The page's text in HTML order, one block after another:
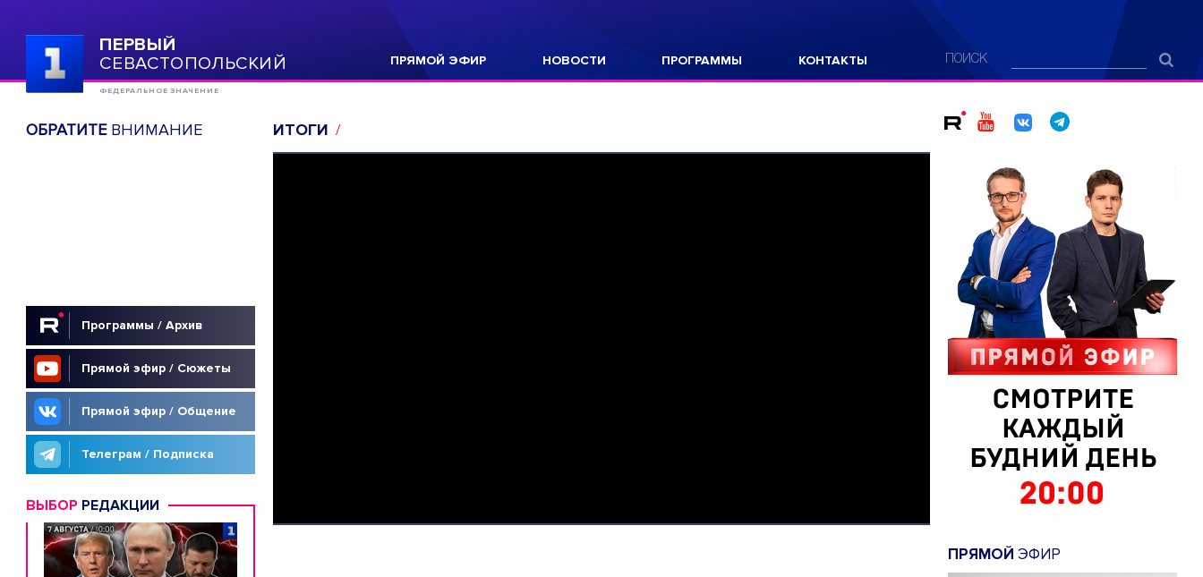
ПЕРВЫЙ
СЕВАСТОПОЛЬСКИЙ
ФЕДЕРАЛЬНОЕ ЗНАЧЕНИЕ
ПРЯМОЙ ЭФИР НОВОСТИ ПРОГРАММЫ КОНТАКТЫ ПОИСК
ОБРАТИТЕВНИМАНИЕ
Программы / Архив
Прямой эфир / Сюжеты
Прямой эфир / Общение
Телеграм / Подписка
ВЫБОР РЕДАКЦИИ
ИТОГИ
ПРЯМОЙ ЭФИР